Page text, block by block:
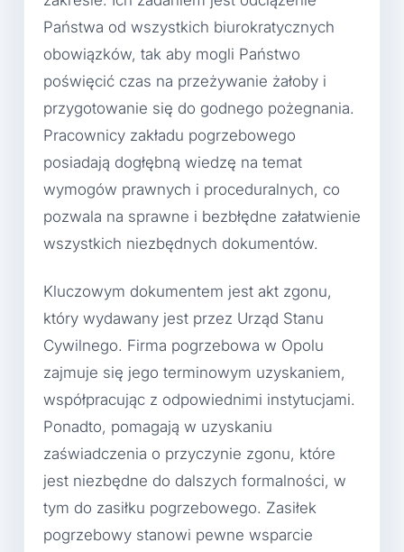
Państwa od wszystkich biurokratycznych
obowiązków, tak aby mogli Państwo
poświęcić czas na przeżywanie żałoby i
przygotowanie się do godnego pożegnania.
Pracownicy zakładu pogrzebowego
posiadają dogłębną wiedzę na temat
wymogów prawnych i proceduralnych, co
pozwala na sprawne i bezbłędne załatwienie
wszystkich niezbędnych dokumentów.
Kluczowym dokumentem jest akt zgonu,
który wydawany jest przez Urząd Stanu
Cywilnego. Firma pogrzebowa w Opolu
zajmuje się jego terminowym uzyskaniem,
współpracując z odpowiednimi instytucjami.
Ponadto, pomagają w uzyskaniu
zaświadczenia o przyczynie zgonu, które
jest niezbędne do dalszych formalności, w
tym do zasiłku pogrzebowego. Zasiłek
pogrzebowy stanowi pewne wsparcie